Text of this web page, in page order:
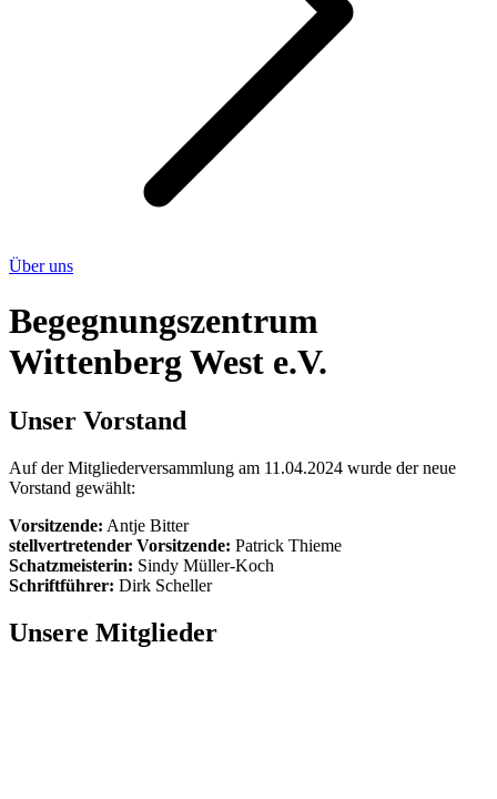
Über uns
Begegnungszentrum
Wittenberg West e.V.
Unser Vorstand
Auf der Mitgliederversammlung am 11.04.2024 wurde der neue
Vorstand gewählt:
Vorsitzende: Antje Bitter
stellvertretender Vorsitzende: Patrick Thieme
Schatzmeisterin: Sindy Müller-Koch
Schriftführer: Dirk Scheller
Unsere Mitglieder